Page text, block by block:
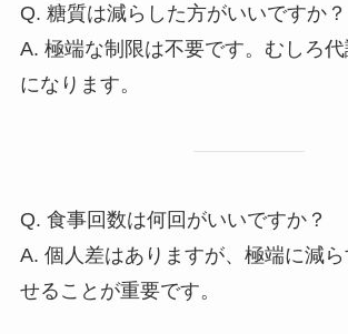
Q. 糖質は減らした方がいいですか？
A. 極端な制限は不要です。むしろ
になります。
Q. 食事回数は何回がいいですか？
A. 個人差はありますが、極端に減ら
せることが重要です。